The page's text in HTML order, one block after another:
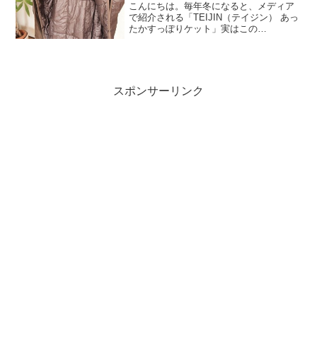
こんにちは。毎年冬になると、メディア
で紹介される「TEIJIN（テイジン） あっ
たかすっぽりケット」実はこの
スポンサーリンク